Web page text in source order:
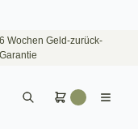
6 Wochen Geld-zurück-
Garantie